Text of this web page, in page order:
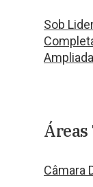
Sob
Áreas
Câmara